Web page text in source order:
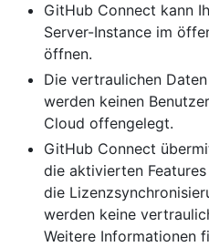
GitHub Connect kann
Server-Instance im
öffnen.
Die vertraulichen
werden keinen
Cloud offengelegt.
GitHub Connect
die aktivierten
die
werden keine
Weitere Informationen